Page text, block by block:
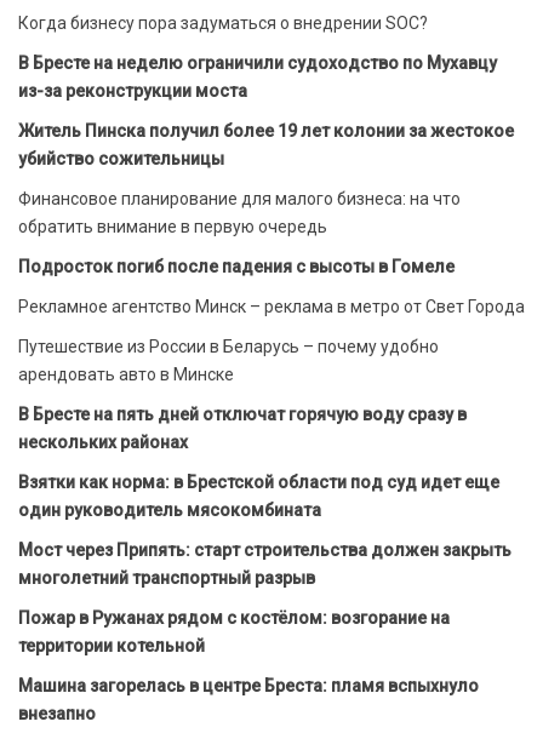
Когда бизнесу пора задуматься о внедрении SOC?
В Бресте на неделю ограничили судоходство по Мухавцу
из-за реконструкции моста
Житель Пинска получил более 19 лет колонии за жестокое
убийство сожительницы
Финансовое планирование для малого бизнеса: на что
обратить внимание в первую очередь
Подросток погиб после падения с высоты в Гомеле
Рекламное агентство Минск – реклама в метро от Свет Города
Путешествие из России в Беларусь – почему удобно
арендовать авто в Минске
В Бресте на пять дней отключат горячую воду сразу в
нескольких районах
Взятки как норма: в Брестской области под суд идет еще
один руководитель мясокомбината
Мост через Припять: старт строительства должен закрыть
многолетний транспортный разрыв
Пожар в Ружанах рядом с костёлом: возгорание на
территории котельной
Машина загорелась в центре Бреста: пламя вспыхнуло
внезапно